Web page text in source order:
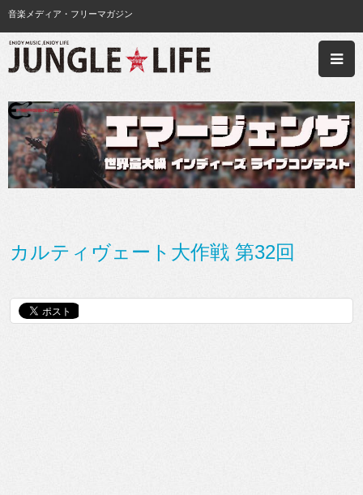
音楽メディア・フリーマガジン
カルティヴェート大作戦 第32回